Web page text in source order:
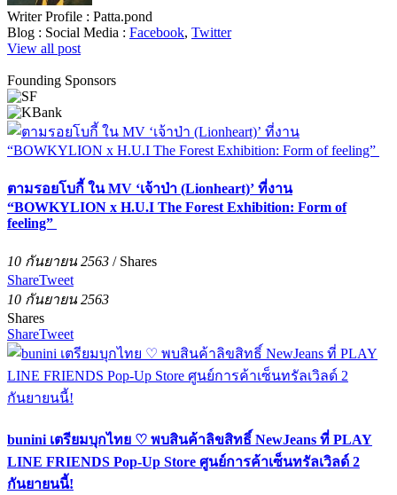
Writer Profile : Patta.pond
Blog : Social Media : Facebook, Twitter
View all post
Founding Sponsors
ตามรอยโบกี้ ใน MV ‘เจ้าป่า (Lionheart)’ ที่งาน
“BOWKYLION x H.U.I The Forest Exhibition: Form of
feeling”
10 กันยายน 2563 / Shares
ShareTweet
10 กันยายน 2563
Shares
ShareTweet
bunini เตรียมบุกไทย ♡ พบสินค้าลิขสิทธิ์ NewJeans ที่ PLAY
LINE FRIENDS Pop-Up Store ศูนย์การค้าเซ็นทรัลเวิลด์ 2
กันยายนนี้!